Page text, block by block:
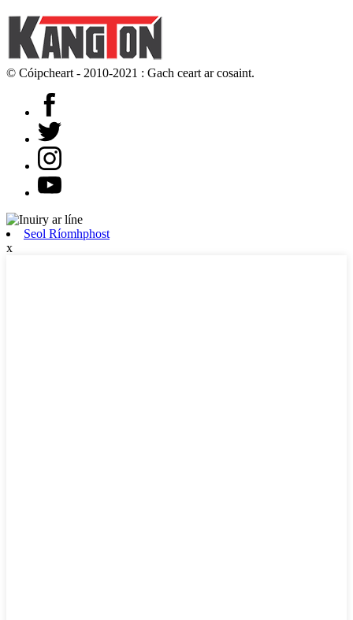
© Cóipcheart - 2010-2021 : Gach ceart ar cosaint.
Seol Ríomhphost
x